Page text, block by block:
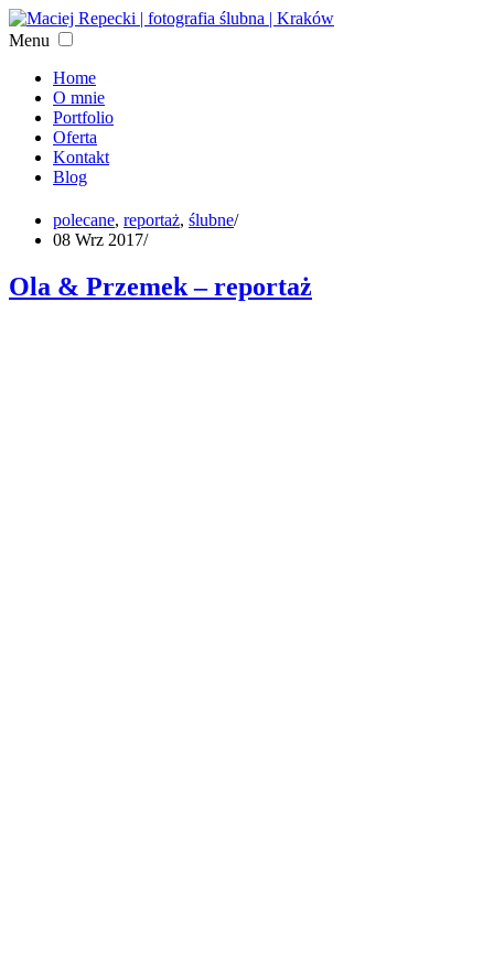
Menu
Home
O mnie
Portfolio
Oferta
Kontakt
Blog
polecane, reportaż, ślubne/
08 Wrz 2017/
Ola & Przemek – reportaż